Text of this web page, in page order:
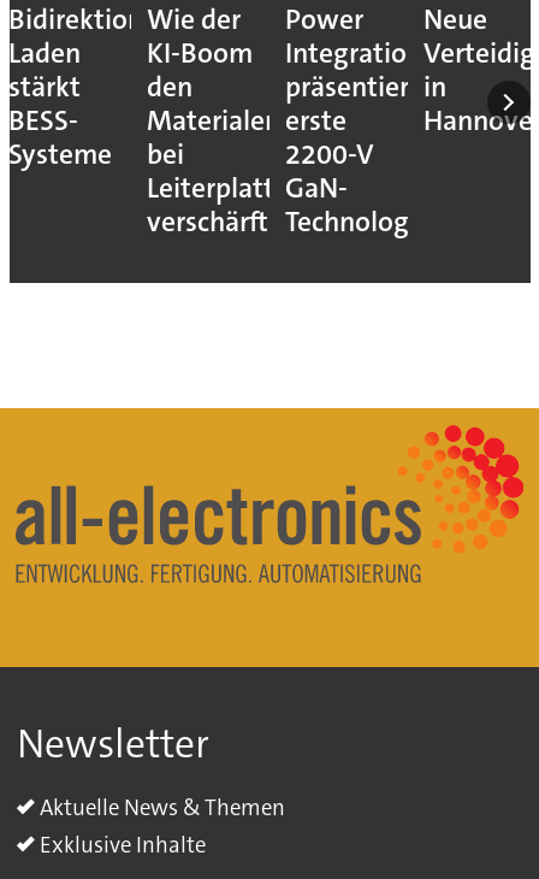
Bidirektionales
Laden
stärkt
BESS-
Systeme
Wie der
KI-Boom
den
Materialengpass
bei
Leiterplatten
verschärft
Power
Integrations
präsentiert
erste
2200-V
GaN-
Technologie
Neue
in
Newsletter
Aktuelle News & Themen
Exklusive Inhalte